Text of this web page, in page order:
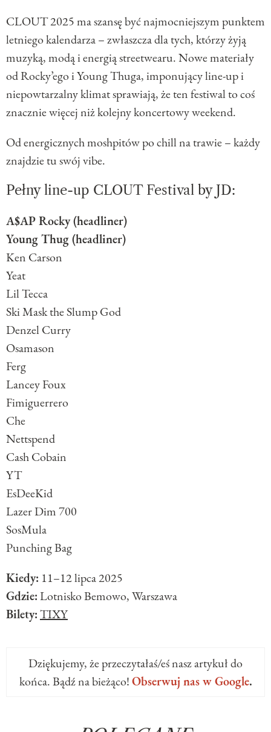
CLOUT 2025 ma szansę być najmocniejszym punktem
letniego kalendarza – zwłaszcza dla tych, którzy żyją
muzyką, modą i energią streetwearu. Nowe materiały
od Rocky’ego i Young Thuga, imponujący line-up i
niepowtarzalny klimat sprawiają, że ten festiwal to coś
znacznie więcej niż kolejny koncertowy weekend.
Od energicznych moshpitów po chill na trawie – każdy
znajdzie tu swój vibe.
Pełny line-up CLOUT Festival by JD:
A$AP Rocky (headliner)
Young Thug (headliner)
Ken Carson
Yeat
Lil Tecca
Ski Mask the Slump God
Denzel Curry
Osamason
Ferg
Lancey Foux
Fimiguerrero
Che
Nettspend
Cash Cobain
YT
EsDeeKid
Lazer Dim 700
SosMula
Punching Bag
Kiedy: 11–12 lipca 2025
Gdzie:Lotnisko Bemowo, Warszawa
Bilety:TIXY
Dziękujemy, że przeczytałaś/eś nasz artykuł do
końca. Bądź na bieżąco!Obserwuj nas w Google.